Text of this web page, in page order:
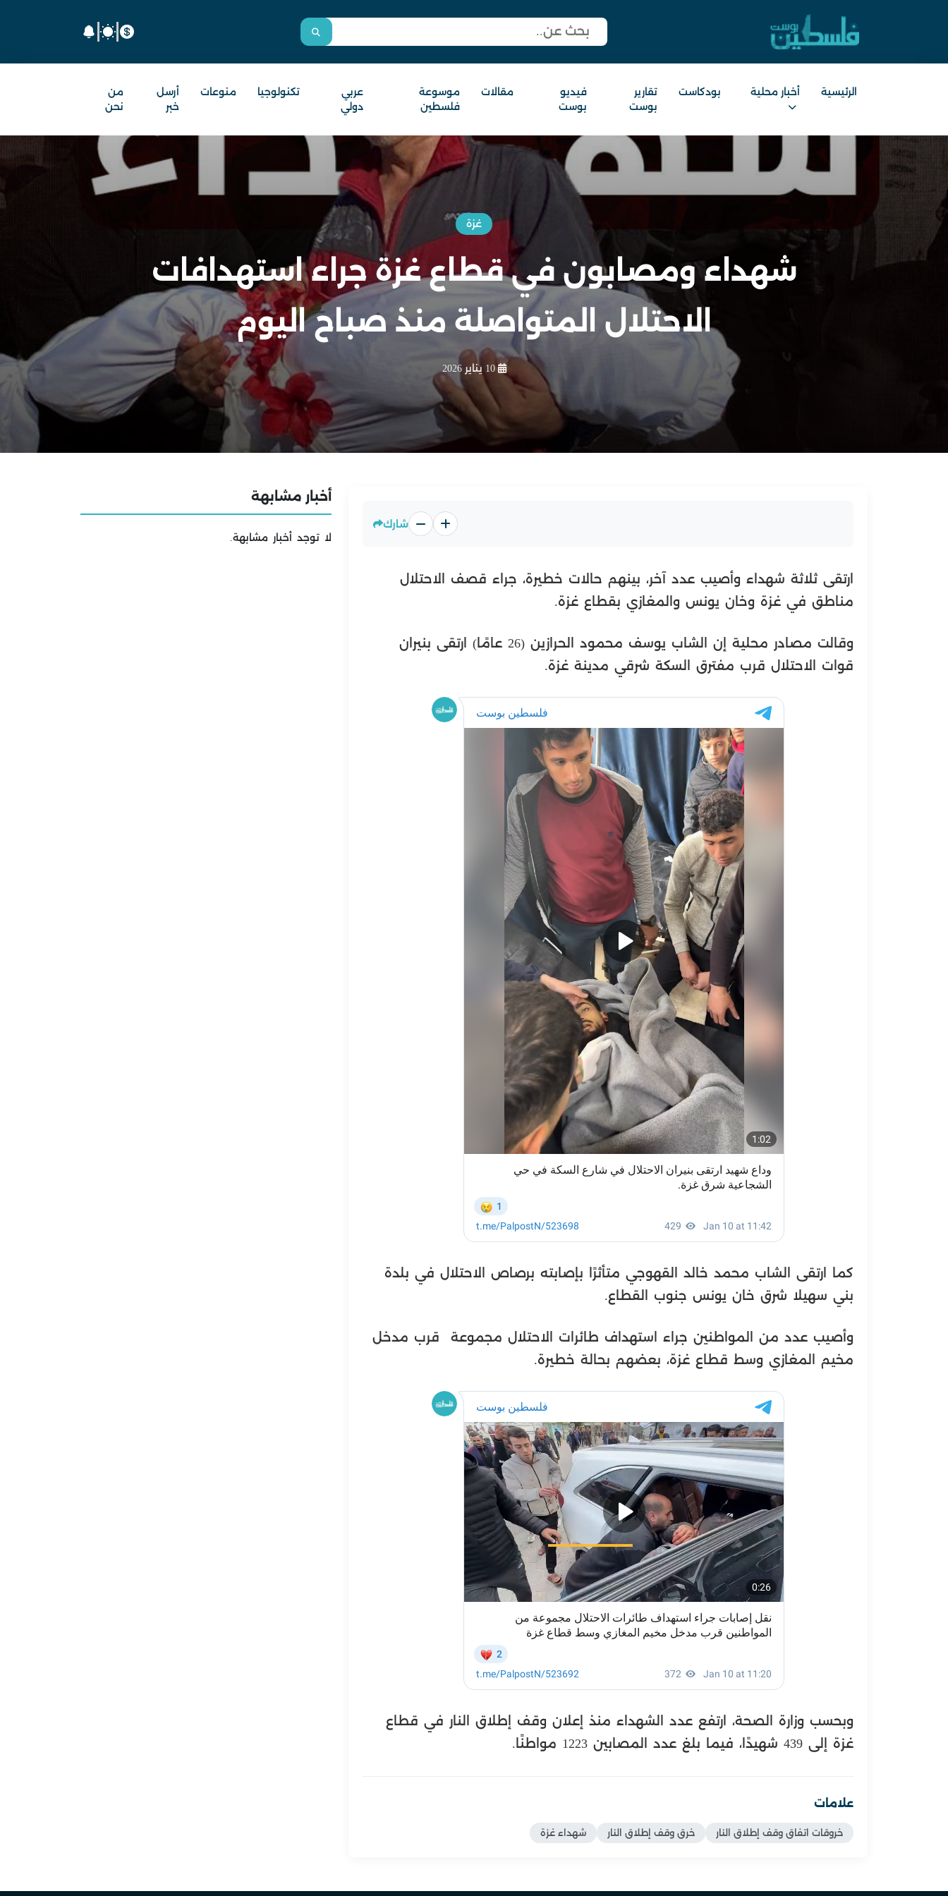
الرئيسية أخبار محلية بودكاست
تقارير
بوست
فيديو
بوست
مقالات
موسوعة
فلسطين
عربي
دولي
تكنولوجيا منوعات
أرسل
خبر
من
نحن
غزة
شهداء ومصابون في قطاع غزة جراء استهدافات
الاحتلال المتواصلة منذ صباح اليوم
10 يناير 2026
شارك
ارتقى ثلاثة شهداء وأصيب عدد آخر، بينهم حالات خطيرة، جراء قصف الاحتلال
مناطق في غزة وخان يونس والمغازي بقطاع غزة.
وقالت مصادر محلية إن الشاب يوسف محمود الحرازين (26 عامًا) ارتقى بنيران
قوات الاحتلال قرب مفترق السكة شرقي مدينة غزة.
كما ارتقى الشاب محمد خالد القهوجي متأثرًا بإصابته برصاص الاحتلال في بلدة
بني سهيلا شرق خان يونس جنوب القطاع.
وأصيب عدد من المواطنين جراء استهداف طائرات الاحتلال مجموعة قرب مدخل
مخيم المغازي وسط قطاع غزة، بعضهم بحالة خطيرة.
وبحسب وزارة الصحة، ارتفع عدد الشهداء منذ إعلان وقف إطلاق النار في قطاع
غزة إلى 439 شهيدًا، فيما بلغ عدد المصابين 1223 مواطنًا.
علامات
خروقات اتفاق وقف إطلاق النار خرق وقف إطلاق النار شهداء غزة
أخبار مشابهة
لا توجد أخبار مشابهة.